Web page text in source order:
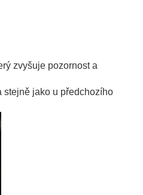
zvyšuje pozornost a
stejně jako u předchozího